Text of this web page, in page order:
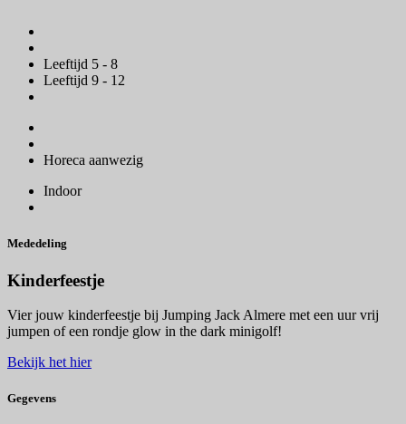
Leeftijd 5 - 8
Leeftijd 9 - 12
Horeca aanwezig
Indoor
Mededeling
Kinderfeestje
Vier jouw kinderfeestje bij Jumping Jack Almere met een uur vrij
jumpen of een rondje glow in the dark minigolf!
Bekijk het hier
Gegevens